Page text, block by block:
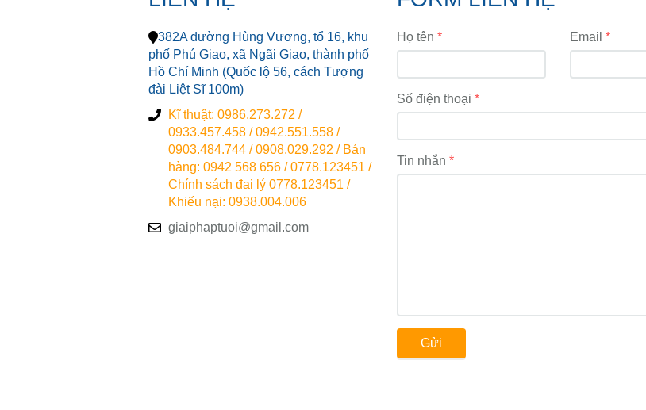
382A đường Hùng Vương, tổ 16, khu
phố Phú Giao, xã Ngãi Giao, thành phố
Hồ Chí Minh (Quốc lộ 56, cách Tượng
đài Liệt Sĩ 100m)
Kĩ thuật: 0986.273.272 /
0933.457.458 / 0942.551.558 /
0903.484.744 / 0908.029.292 / Bán
hàng: 0942 568 656 / 0778.123451 /
Chính sách đại lý 0778.123451 /
Khiếu nại: 0938.004.006
giaiphaptuoi@gmail.com
Họ tên Email
Số điện thoại
Tin nhắn
Gửi